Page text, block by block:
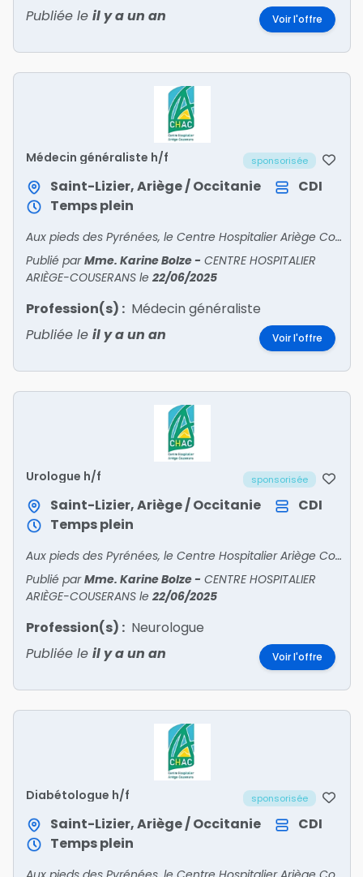
Publiée le il y a un an Voir l'offre
Médecin généraliste h/f sponsorisée
Saint-Lizier, Ariège / Occitanie
CDI
Temps plein
Aux pieds des Pyrénées, le Centre Hospitalier Ariège Couserans Recrute• PSYCHIATRE• PÉDOPSYCHIATRE• ANESTHÉSISTE• ORTHOPÉDISTE• GASTRO – ENTÉROLOGUE • ENDOCRINOLOGUE – DIABÉTOL
Publié parMme. Karine Bolze- CENTRE HOSPITALIER
ARIÈGE-COUSERANS le 22/06/2025
Profession(s) : Médecin généraliste
Publiée le il y a un an Voir l'offre
Urologue h/f sponsorisée
Saint-Lizier, Ariège / Occitanie
CDI
Temps plein
Aux pieds des Pyrénées, le Centre Hospitalier Ariège Couserans Recrute• PSYCHIATRE• PÉDOPSYCHIATRE• ANESTHÉSISTE• ORTHOPÉDISTE• GASTRO – ENTÉROLOGUE • ENDOCRINOLOGUE – DIABÉTOL
Publié parMme. Karine Bolze- CENTRE HOSPITALIER
ARIÈGE-COUSERANS le 22/06/2025
Profession(s) : Neurologue
Publiée le il y a un an Voir l'offre
Diabétologue h/f sponsorisée
Saint-Lizier, Ariège / Occitanie
CDI
Temps plein